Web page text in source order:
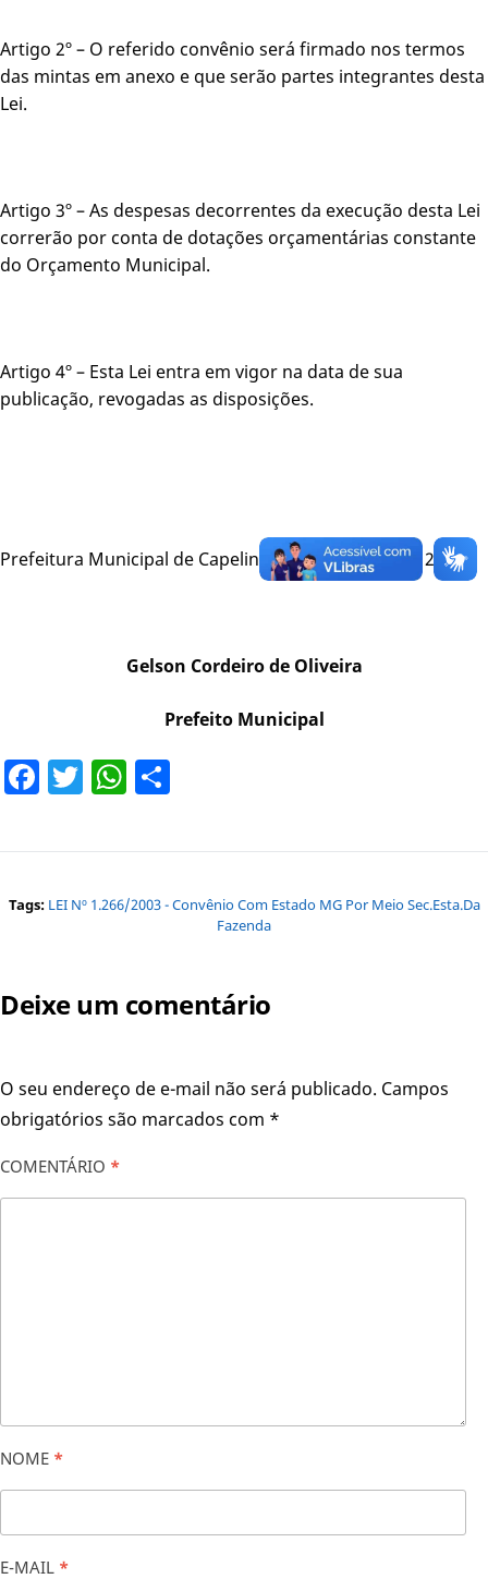
Artigo 2º – O referido convênio será firmado nos termos
das mintas em anexo e que serão partes integrantes desta
Lei.
Artigo 3º – As despesas decorrentes da execução desta Lei
correrão por conta de dotações orçamentárias constante
do Orçamento Municipal.
Artigo 4º – Esta Lei entra em vigor na data de sua
publicação, revogadas as disposições.
Prefeitura Municipal de Capelinha, 05 de agosto de 2.003.
Gelson Cordeiro de Oliveira
Prefeito Municipal
Facebook
TwitterWhatsApp
Tags: LEI Nº 1.266/2003 - Convênio Com Estado MG Por Meio Sec.Esta.da
Fazenda
Deixe um comentário
O seu endereço de e-mail não será publicado. Campos
obrigatórios são marcados com *
COMENTÁRIO *
NOME *
E-MAIL *